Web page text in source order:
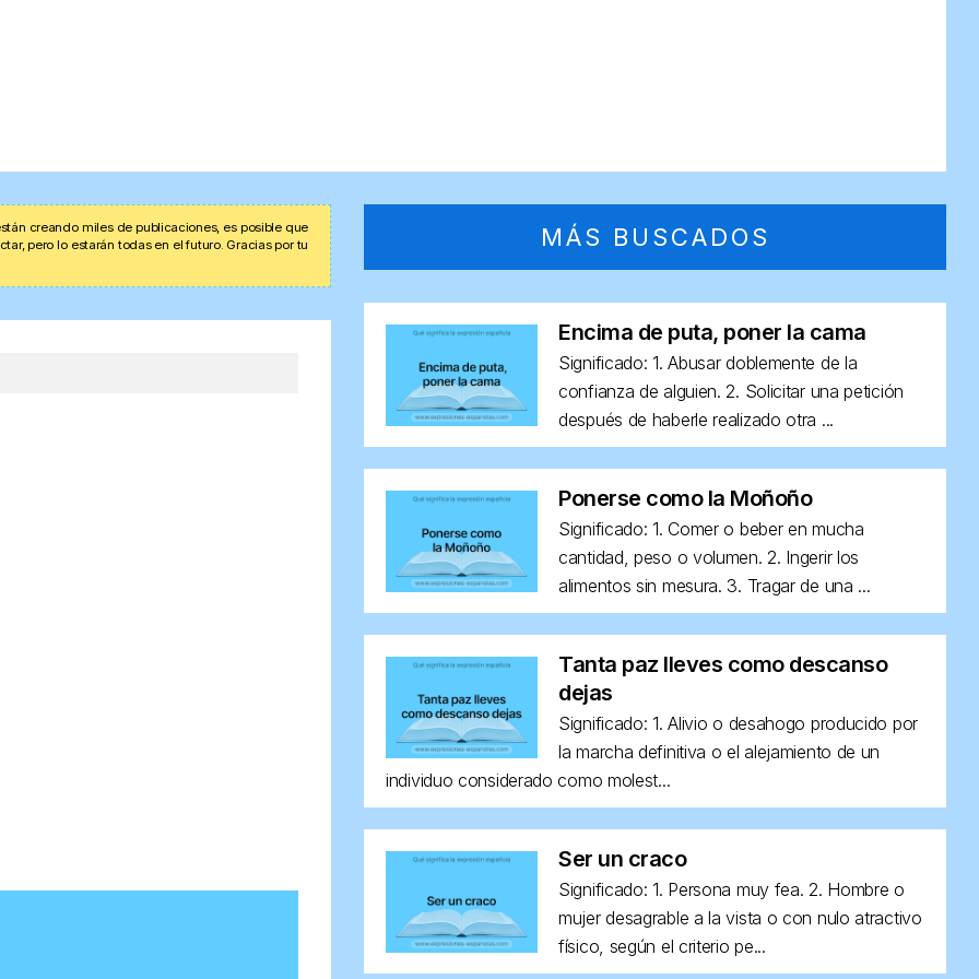
creando miles de publicaciones, es posible que
pero lo estarán todas en el futuro. Gracias por tu
MÁS BUSCADOS
Encima de puta, poner la cama
Significado: 1. Abusar doblemente de la
confianza de alguien. 2. Solicitar una petición
después de haberle realizado otra ...
Ponerse como la Moñoño
Significado: 1. Comer o beber en mucha
cantidad, peso o volumen. 2. Ingerir los
alimentos sin mesura. 3. Tragar de una ...
Tanta paz lleves como descanso
dejas
Significado: 1. Alivio o desahogo producido por
la marcha definitiva o el alejamiento de un
individuo considerado como molest...
Ser un craco
Significado: 1. Persona muy fea. 2. Hombre o
mujer desagrable a la vista o con nulo atractivo
físico, según el criterio pe...